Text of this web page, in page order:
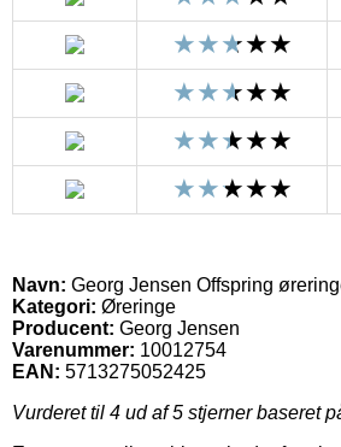
Navn: Georg Jensen Offspring
Kategori: Øreringe
Producent: Georg Jensen
Varenummer: 10012754
EAN: 5713275052425
Vurderet til 4 ud af 5 stjerner baseret